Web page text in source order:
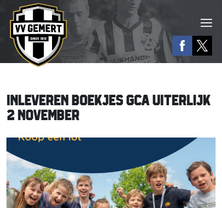
INLEVEREN BOEKJES GCA UITERLIJK
2 NOVEMBER